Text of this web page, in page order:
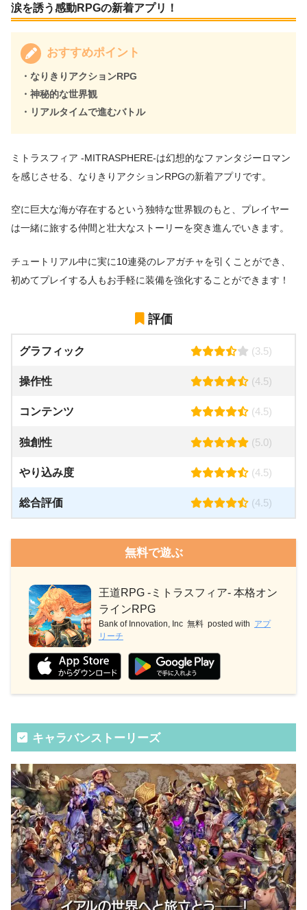
涙を誘う感動RPGの新着アプリ！
おすすめポイント
・なりきりアクションRPG
・神秘的な世界観
・リアルタイムで進むバトル
ミトラスフィア -MITRASPHERE-は幻想的なファンタジーロマン
を感じさせる、なりきりアクションRPGの新着アプリです。
空に巨大な海が存在するという独特な世界観のもと、プレイヤー
は一緒に旅する仲間と壮大なストーリーを突き進んでいきます。
チュートリアル中に実に10連発のレアガチャを引くことができ、
初めてプレイする人もお手軽に装備を強化することができます！
評価
グラフィック (3.5)
操作性 (4.5)
コンテンツ (4.5)
独創性 (5.0)
やり込み度 (4.5)
総合評価 (4.5)
無料で遊ぶ
王道RPG -ミトラスフィア- 本格オン
ラインRPG
Bank of Innovation, Inc 無料 posted with アプ
リーチ
キャラバンストーリーズ